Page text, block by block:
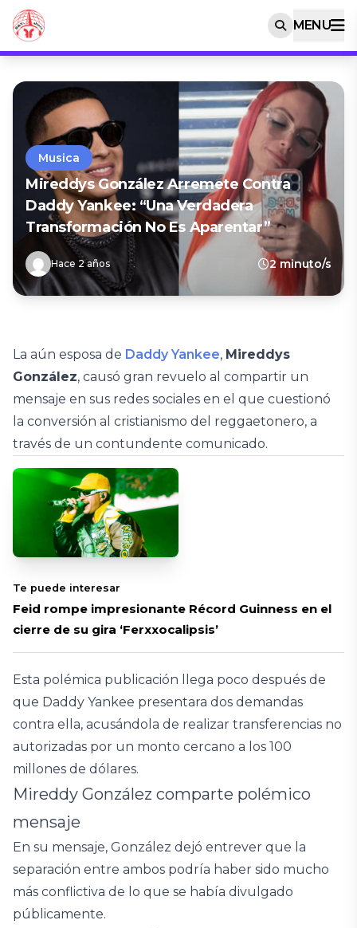
MENU
Musica
Mireddys González Arremete Contra
Daddy Yankee: “Una Verdadera
Transformación No Es Aparentar”
Hace 2 años 2 minuto/s
La aún esposa de Daddy Yankee, Mireddys
González, causó gran revuelo al compartir un
mensaje en sus redes sociales en el que cuestionó
la conversión al cristianismo del reggaetonero, a
través de un contundente comunicado.
Te puede interesar
Feid rompe impresionante Récord Guinness en el
cierre de su gira ‘Ferxxocalipsis’
Esta polémica publicación llega poco después de
que Daddy Yankee presentara dos demandas
contra ella, acusándola de realizar transferencias no
autorizadas por un monto cercano a los 100
millones de dólares.
Mireddy González comparte polémico
mensaje
En su mensaje, González dejó entrever que la
separación entre ambos podría haber sido mucho
más conflictiva de lo que se había divulgado
públicamente.